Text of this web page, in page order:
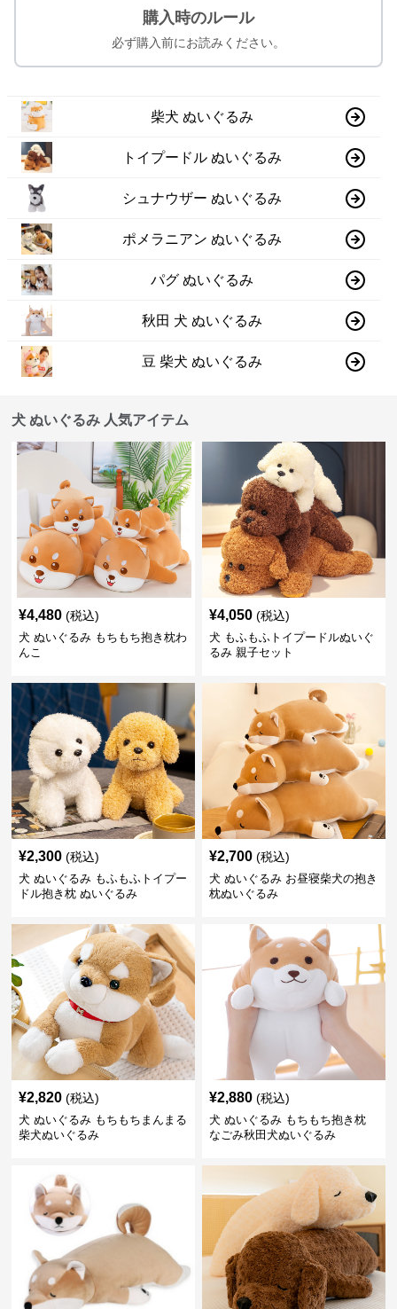
購入時のルール
必ず購入前にお読みください。
柴犬 ぬいぐるみ
トイプードル ぬいぐるみ
シュナウザー ぬいぐるみ
ポメラニアン ぬいぐるみ
パグ ぬいぐるみ
秋田 犬 ぬいぐるみ
豆 柴犬 ぬいぐるみ
犬 ぬいぐるみ 人気アイテム
¥4,480 (税込)
犬 ぬいぐるみ もちもち抱き枕わ
んこ
¥4,050 (税込)
犬 もふもふトイプードルぬいぐ
るみ 親子セット
¥2,300 (税込)
犬 ぬいぐるみ もふもふトイプー
ドル抱き枕 ぬいぐるみ
¥2,700 (税込)
犬 ぬいぐるみ お昼寝柴犬の抱き
枕ぬいぐるみ
¥2,820 (税込)
犬 ぬいぐるみ もちもちまんまる
柴犬ぬいぐるみ
¥2,880 (税込)
犬 ぬいぐるみ もちもち抱き枕
なごみ秋田犬ぬいぐるみ